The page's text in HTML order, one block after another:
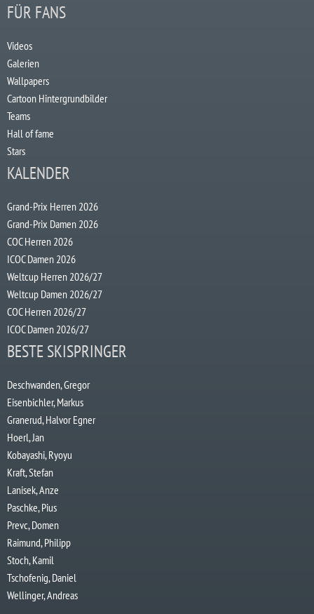
FÜR FANS
Videos
Galerien
Wallpapers
Cartoon Hintergrundbilder
Teams
Hall of fame
Stars
KALENDER
Grand-Prix Herren 2026
Grand-Prix Damen 2026
COC Herren 2026
ICOC Damen 2026
Weltcup Herren 2026/27
Weltcup Damen 2026/27
COC Herren 2026/27
ICOC Damen 2026/27
BESTE SKISPRINGER
Deschwanden, Gregor
Eisenbichler, Markus
Granerud, Halvor Egner
Hoerl, Jan
Kobayashi, Ryoyu
Kraft, Stefan
Lanisek, Anze
Paschke, Pius
Prevc, Domen
Raimund, Philipp
Stoch, Kamil
Tschofenig, Daniel
Wellinger, Andreas